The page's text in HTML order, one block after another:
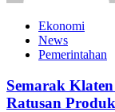
Ekonomi
News
Pemerintahan
Semarak
Ratusan